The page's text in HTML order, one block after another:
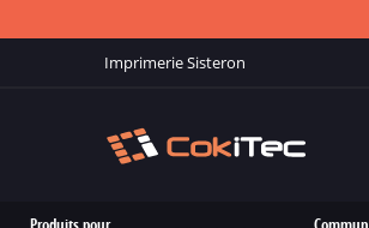
Imprimerie Sisteron